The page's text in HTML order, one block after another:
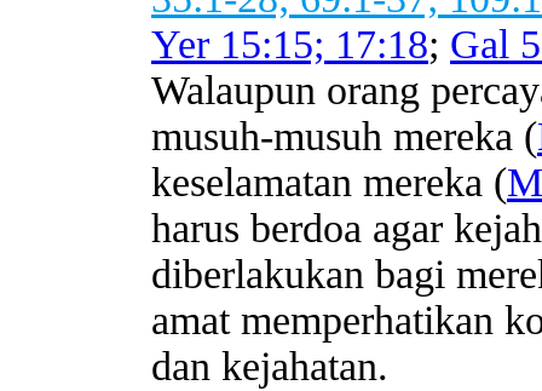
Yer 15:15; 17:18; Gal
Walaupun orang
musuh-musuh mereka (
keselamatan mereka (
harus berdoa agar
diberlakukan bagi
amat memperhatikan
dan kejahatan.